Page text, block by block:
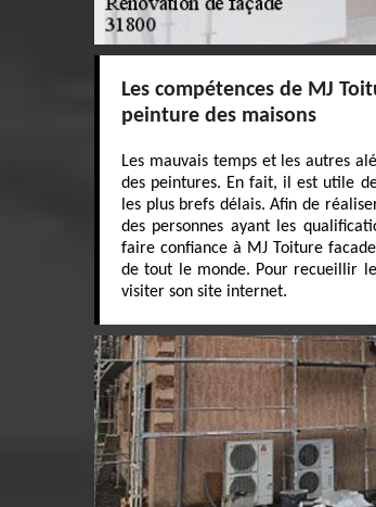
Les compétences de MJ
peinture des maisons
Les mauvais temps et les autres
des peintures. En fait, il est utile
les plus brefs délais. Afin de
des personnes ayant les
faire confiance à MJ Toiture
de tout le monde. Pour recueillir
visiter son site internet.